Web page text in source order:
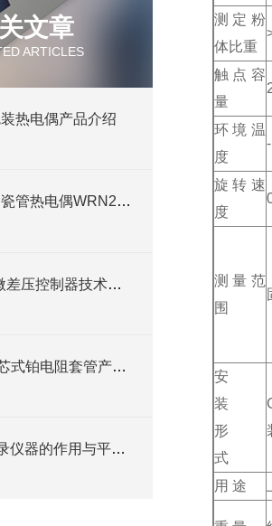
文章
ARTICLES
热电偶产品介绍
99沈阳刚玉陶瓷管热电偶WRN2-121电子版说明书
D520/11DD 微差压控制器技术参数介绍
WZP2-341抽芯式铂电阻套管产品介绍
XQZS-101记录仪器的作用与平衡记录仪的特点
测定粉
体比重
触点容
量
环境温
度
旋转速
度
测量范
围
安
装
形
式
用 途